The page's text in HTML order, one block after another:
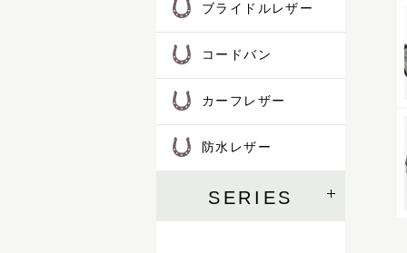
ブライドルレザー
コードバン
カーフレザー
防水レザー
SERIES